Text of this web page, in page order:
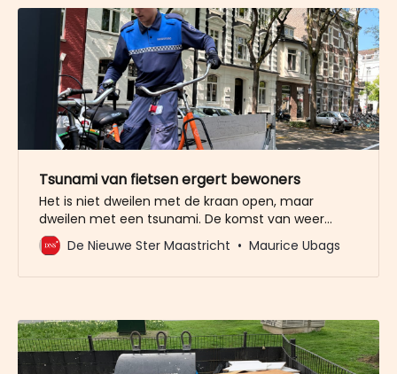
Tsunami van fietsen ergert bewoners
Het is niet dweilen met de kraan open, maar
dweilen met een tsunami. De komst van weer
duizenden nieuwe studenten naar de stad zorgt
ook weer voor overlast van een teveel aan fietsen
De Nieuwe Ster Maastricht Maurice Ubags